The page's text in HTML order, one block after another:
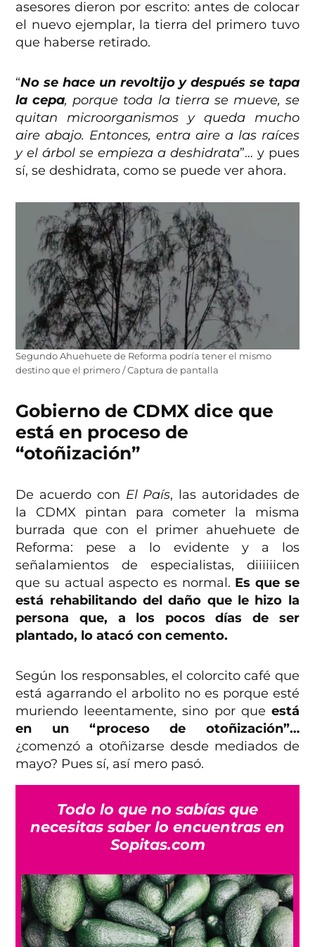
asesores dieron por escrito: antes de colocar
el nuevo ejemplar, la tierra del primero tuvo
que haberse retirado.
“No se hace un revoltijo y después se tapa
la cepa, porque toda la tierra se mueve, se
quitan microorganismos y queda mucho
aire abajo. Entonces, entra aire a las raíces
y el árbol se empieza a deshidrata”… y pues
sí, se deshidrata, como se puede ver ahora.
Segundo Ahuehuete de Reforma podría tener el mismo
destino que el primero / Captura de pantalla
Gobierno de CDMX dice que
está en proceso de
“otoñización”
De acuerdo con El País, las autoridades de
la CDMX pintan para cometer la misma
burrada que con el primer ahuehuete de
Reforma: pese a lo evidente y a los
señalamientos de especialistas, diiiiiicen
que su actual aspecto es normal. Es que se
está rehabilitando del daño que le hizo la
persona que, a los pocos días de ser
plantado, lo atacó con cemento.
Según los responsables, el colorcito café que
está agarrando el arbolito no es porque esté
muriendo leeentamente, sino por que está
en un “proceso de otoñización”…
¿comenzó a otoñizarse desde mediados de
mayo? Pues sí, así mero pasó.
Todo lo que no sabías que
necesitas saber lo encuentras en
Sopitas.com